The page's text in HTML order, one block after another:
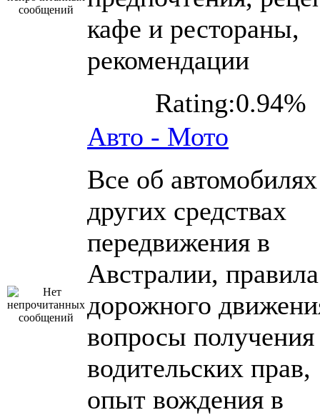
кафе и рестораны,
рекомендации
Rating:0.94%
Авто - Мото
Все об
других средствах
передвижения в
Австралии, правила
дорожного
вопросы получения
водительских прав,
опыт вождения в